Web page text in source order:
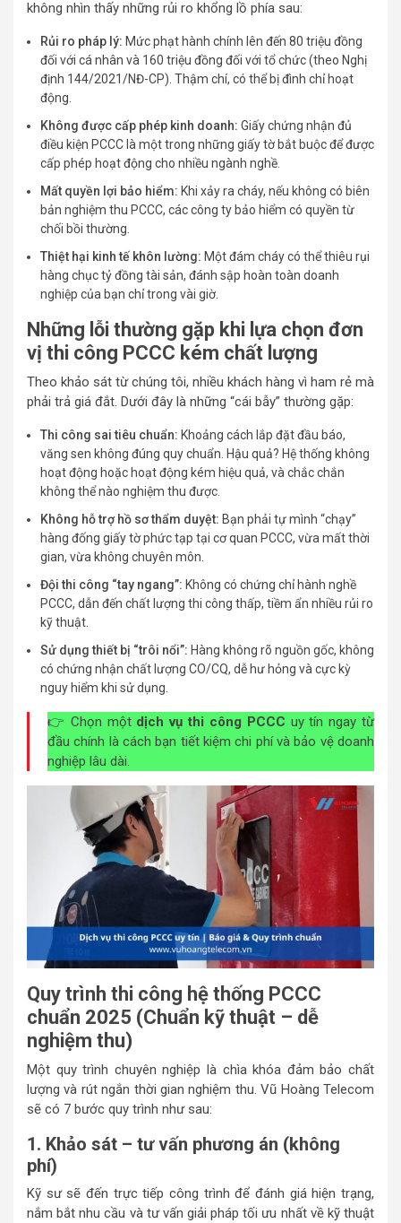
không nhìn thấy những rủi ro khổng lồ phía sau:
Rủi ro pháp lý: Mức phạt hành chính lên đến 80 triệu đồng
đối với cá nhân và 160 triệu đồng đối với tổ chức (theo Nghị
định 144/2021/NĐ-CP). Thậm chí, có thể bị đình chỉ hoạt
động.
Không được cấp phép kinh doanh: Giấy chứng nhận đủ
điều kiện PCCC là một trong những giấy tờ bắt buộc để được
cấp phép hoạt động cho nhiều ngành nghề.
Mất quyền lợi bảo hiểm: Khi xảy ra cháy, nếu không có biên
bản nghiệm thu PCCC, các công ty bảo hiểm có quyền từ
chối bồi thường.
Thiệt hại kinh tế khôn lường: Một đám cháy có thể thiêu rụi
hàng chục tỷ đồng tài sản, đánh sập hoàn toàn doanh
nghiệp của bạn chỉ trong vài giờ.
Những lỗi thường gặp khi lựa chọn đơn
vị thi công PCCC kém chất lượng
Theo khảo sát từ chúng tôi, nhiều khách hàng vì ham rẻ mà
phải trả giá đắt. Dưới đây là những “cái bẫy” thường gặp:
Thi công sai tiêu chuẩn: Khoảng cách lắp đặt đầu báo,
văng sen không đúng quy chuẩn. Hậu quả? Hệ thống không
hoạt động hoặc hoạt động kém hiệu quả, và chắc chắn
không thể nào nghiệm thu được.
Không hỗ trợ hồ sơ thẩm duyệt: Bạn phải tự mình “chạy”
hàng đống giấy tờ phức tạp tại cơ quan PCCC, vừa mất thời
gian, vừa không chuyên môn.
Đội thi công “tay ngang”: Không có chứng chỉ hành nghề
PCCC, dẫn đến chất lượng thi công thấp, tiềm ẩn nhiều rủi ro
kỹ thuật.
Sử dụng thiết bị “trôi nổi”: Hàng không rõ nguồn gốc, không
có chứng nhận chất lượng CO/CQ, dễ hư hỏng và cực kỳ
nguy hiểm khi sử dụng.
👉 Chọn một dịch vụ thi công PCCC uy tín ngay từ
đầu chính là cách bạn tiết kiệm chi phí và bảo vệ doanh
nghiệp lâu dài.
Quy trình thi công hệ thống PCCC
chuẩn 2025 (Chuẩn kỹ thuật – dễ
nghiệm thu)
Một quy trình chuyên nghiệp là chìa khóa đảm bảo chất
lượng và rút ngắn thời gian nghiệm thu. Vũ Hoàng Telecom
sẽ có 7 bước quy trình như sau:
1. Khảo sát – tư vấn phương án (không
phí)
Kỹ sư sẽ đến trực tiếp công trình để đánh giá hiện trạng,
nắm bắt nhu cầu và tư vấn giải pháp tối ưu nhất về kỹ thuật